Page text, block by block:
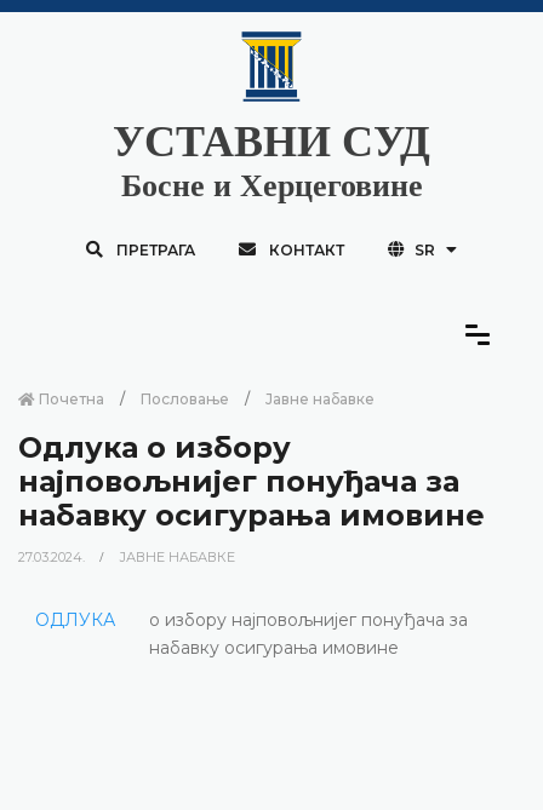
УСТАВНИ СУД
Босне и Херцеговине
ПРЕТРАГА КОНТАКТ SR
Почетна Пословање Јавне набавке
Одлука о избору
најповољнијег понуђача за
набавку осигурања имовине
27.03.2024. ЈАВНЕ НАБАВКЕ
ОДЛУКА
о избору најповољнијег понуђача за
набавку осигурања имовине